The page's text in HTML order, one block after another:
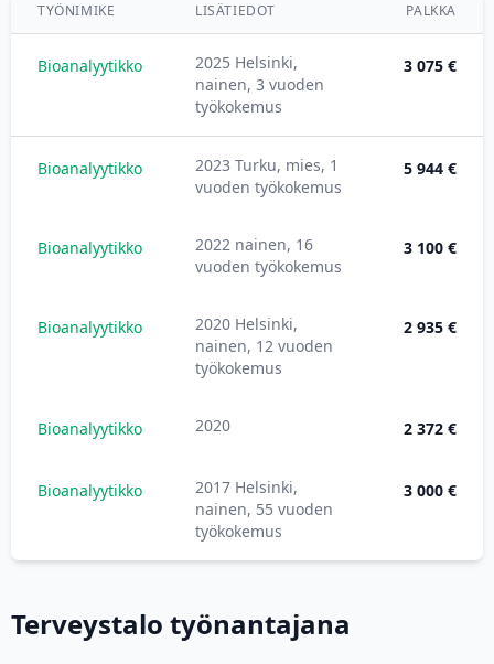
TYÖNIMIKE LISÄTIEDOT PALKKA
Bioanalyytikko
2025 Helsinki,
nainen, 3 vuoden
työkokemus
3 075 €
Bioanalyytikko
2023 Turku, mies, 1
vuoden työkokemus
5 944 €
Bioanalyytikko
2022 nainen, 16
vuoden työkokemus
3 100 €
Bioanalyytikko
2020 Helsinki,
nainen, 12 vuoden
työkokemus
2 935 €
Bioanalyytikko 2020 2 372 €
Bioanalyytikko
2017 Helsinki,
nainen, 55 vuoden
työkokemus
3 000 €
Terveystalo työnantajana